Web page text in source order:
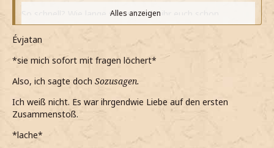
So schnell? Wie lange schon? Habt ihr euch schon
geküsst?
*ihn sofort mit Fragen löchere*
*ihn wohl eher nicht nach Sven hätte fragen sollen, da auf
einmal Tränen in seine Augen steigen*
*auf einmal so sehr in Mitleid verfalle, dass in als Trost
einfach umarme*
Das tut mir so leid
Alles anzeigen
Évjatan
*sie mich sofort mit fragen löchert*
Also, ich sagte doch Sozusagen.
Ich weiß nicht. Es war ihrgendwie Liebe auf den ersten
Zusammenstoß.
*lache*